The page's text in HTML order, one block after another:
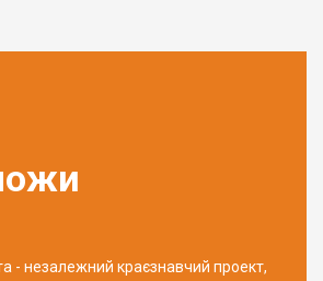
- незалежний краєзнавчий проект,